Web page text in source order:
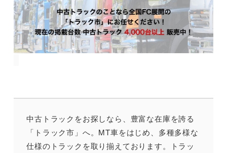
中古トラックをお探しなら、豊富な在庫を誇る
「トラック市」へ。MT車をはじめ、多種多様な
仕様のトラックを取り揃えております。トラッ